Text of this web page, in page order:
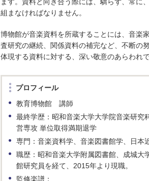
組まなければなりません。
博物館が音楽資料を所蔵することには、音楽
査研究の継続、関係資料の補完など、不断の
体現する資料に対する、深い敬意のあらわれ
プロフィール
教育博物館 講師
最終学歴：昭和音楽大学大学院音楽研究
営専攻 単位取得満期退学
専門：音楽資料学、音楽図書館学、日本
職歴：昭和音楽大学附属図書館、成城大
館研究員を経て、2015年より現職。
監修楽譜：